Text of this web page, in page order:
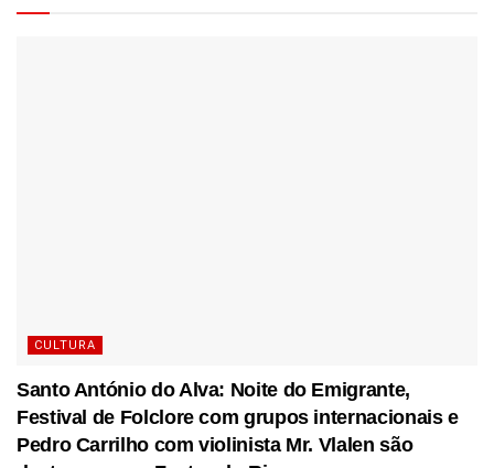
CULTURA
Santo António do Alva: Noite do Emigrante,
Festival de Folclore com grupos internacionais e
Pedro Carrilho com violinista Mr. Vlalen são